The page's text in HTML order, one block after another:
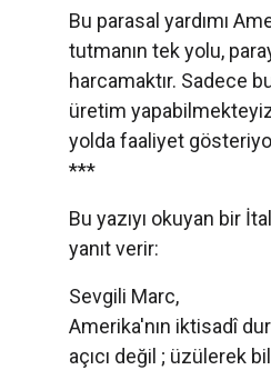
Bu parasal yardımı
tutmanın tek yolu,
harcamaktır. Sadece
üretim
yolda faaliyet
***
Bu yazıyı okuyan bir
yanıt verir:
Sevgili Marc,
Amerika'nın iktisadî
açıcı değil ; üzülerek